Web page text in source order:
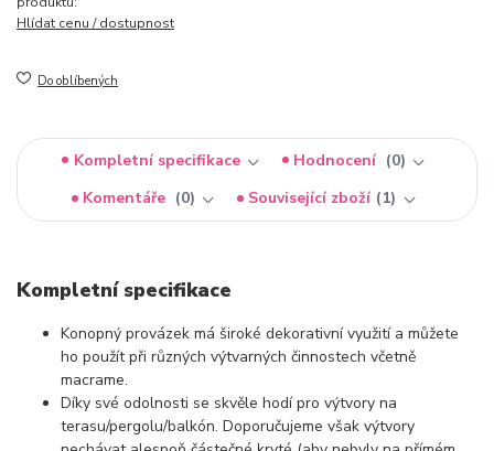
Hlídat cenu / dostupnost
Do oblíbených
Kompletní specifikace Hodnocení
0
Komentáře
0 Související zboží 1
Kompletní specifikace
Konopný provázek má široké dekorativní využití a můžete
ho použít při různých výtvarných činnostech včetně
macrame.
Díky své odolnosti se skvěle hodí pro výtvory na
terasu/pergolu/balkón. Doporučujeme však výtvory